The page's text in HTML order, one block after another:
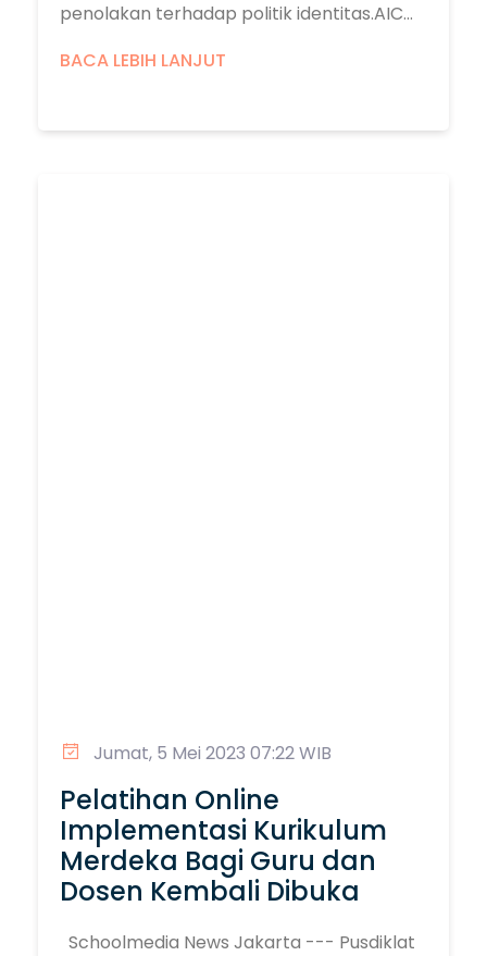
penolakan terhadap politik identitas.AIC...
BACA LEBIH LANJUT
Jumat, 5 Mei 2023 07:22 WIB
Pelatihan Online
Implementasi Kurikulum
Merdeka Bagi Guru dan
Dosen Kembali Dibuka
Schoolmedia News Jakarta --- Pusdiklat